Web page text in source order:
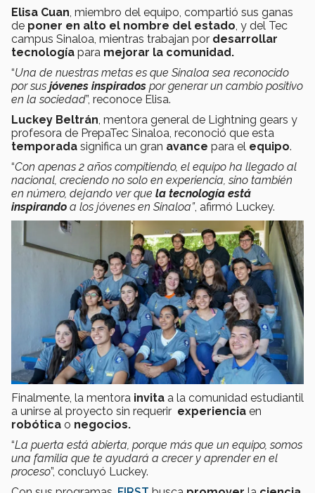
Elisa Cuan, miembro del equipo, compartió sus ganas
de poner en alto el nombre del estado, y del Tec
campus Sinaloa, mientras trabajan por desarrollar
tecnología para mejorar la comunidad.
“Una de nuestras metas es que Sinaloa sea reconocido
por sus jóvenes inspirados por generar un cambio positivo
en la sociedad”, reconoce Elisa.
Luckey Beltrán, mentora general de Lightning gears y
profesora de PrepaTec Sinaloa, reconoció que esta
temporada significa un gran avance para el equipo.
“Con apenas 2 años compitiendo, el equipo ha llegado al
nacional, creciendo no solo en experiencia, sino también
en número, dejando ver que la tecnología está
inspirando a los jóvenes en Sinaloa”, afirmó Luckey.
Finalmente, la mentora invita a la comunidad estudiantil
a unirse al proyecto sin requerir experiencia en
robótica o negocios.
“La puerta está abierta, porque más que un equipo, somos
una familia que te ayudará a crecer y aprender en el
proceso”, concluyó Luckey.